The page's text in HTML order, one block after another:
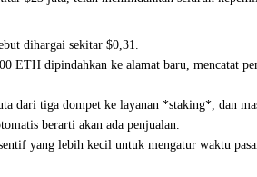
dihargai sekitar $0,31.
ETH dipindahkan ke alamat baru, mencatat
dari tiga dompet ke layanan *staking*, dan
berarti akan ada penjualan.
yang lebih kecil untuk mengatur waktu